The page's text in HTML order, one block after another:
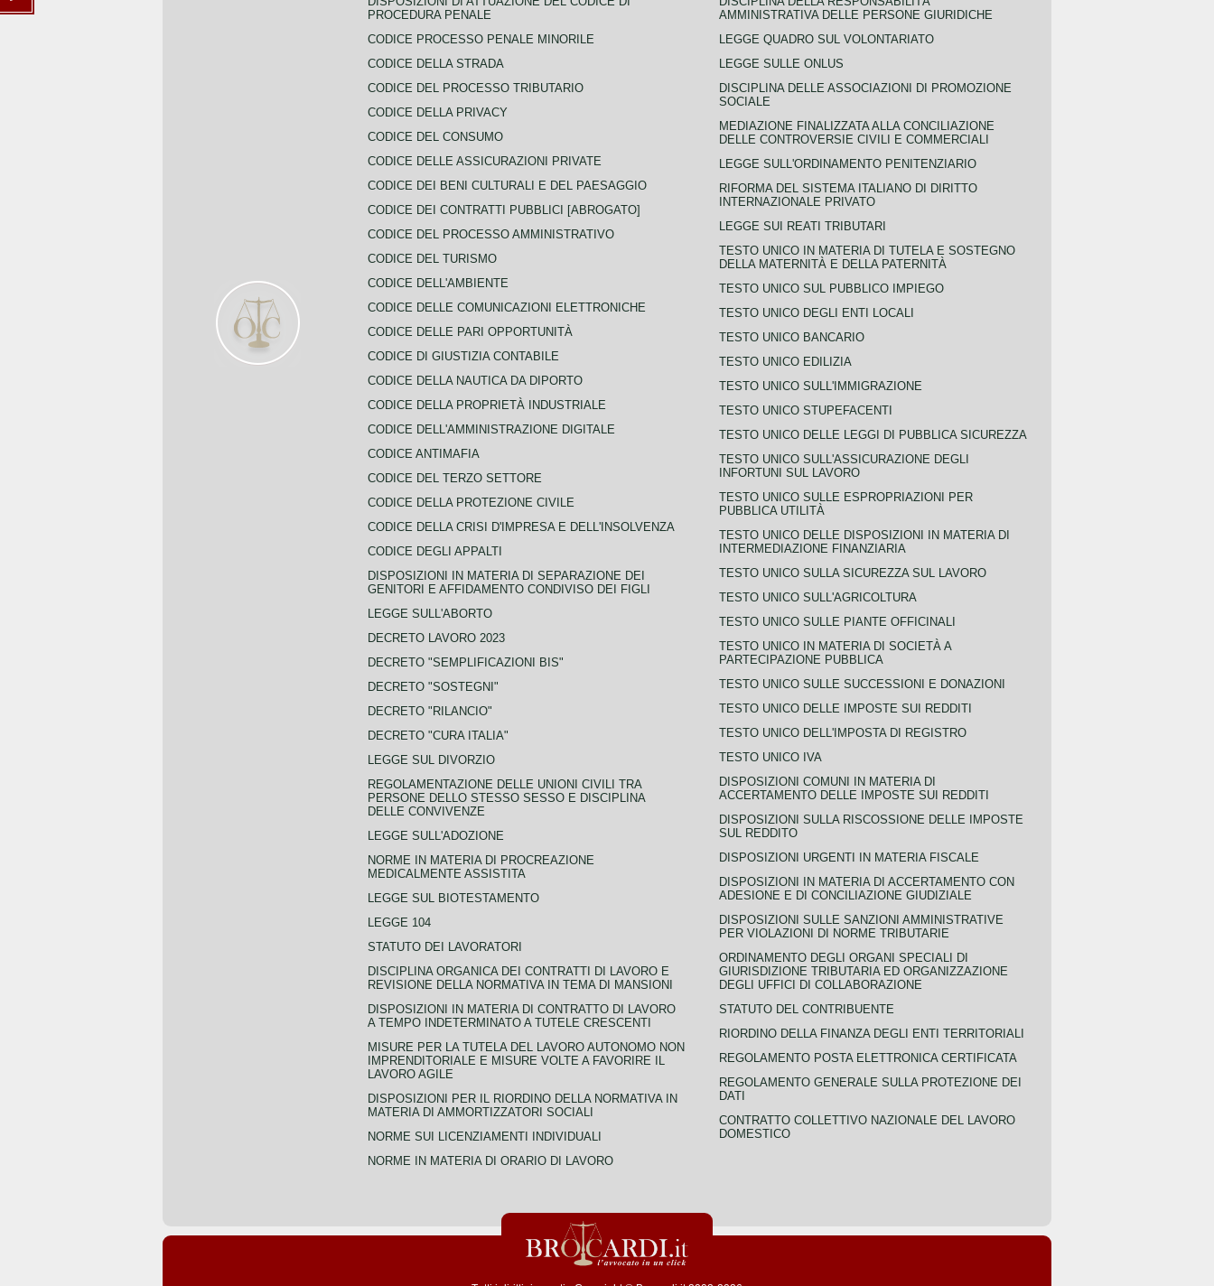
PROCEDURA PENALE
CODICE PROCESSO PENALE MINORILE
CODICE DELLA STRADA
CODICE DEL PROCESSO TRIBUTARIO
CODICE DELLA PRIVACY
CODICE DEL CONSUMO
CODICE DELLE ASSICURAZIONI PRIVATE
CODICE DEI BENI CULTURALI E DEL PAESAGGIO
CODICE DEI CONTRATTI PUBBLICI [ABROGATO]
CODICE DEL PROCESSO AMMINISTRATIVO
CODICE DEL TURISMO
CODICE DELL'AMBIENTE
CODICE DELLE COMUNICAZIONI ELETTRONICHE
CODICE DELLE PARI OPPORTUNITÀ
CODICE DI GIUSTIZIA CONTABILE
CODICE DELLA NAUTICA DA DIPORTO
CODICE DELLA PROPRIETÀ INDUSTRIALE
CODICE DELL'AMMINISTRAZIONE DIGITALE
CODICE ANTIMAFIA
CODICE DEL TERZO SETTORE
CODICE DELLA PROTEZIONE CIVILE
CODICE DELLA CRISI D'IMPRESA E DELL'INSOLVENZA
CODICE DEGLI APPALTI
DISPOSIZIONI IN MATERIA DI SEPARAZIONE DEI
GENITORI E AFFIDAMENTO CONDIVISO DEI FIGLI
LEGGE SULL'ABORTO
DECRETO LAVORO 2023
DECRETO "SEMPLIFICAZIONI BIS"
DECRETO "SOSTEGNI"
DECRETO "RILANCIO"
DECRETO "CURA ITALIA"
LEGGE SUL DIVORZIO
REGOLAMENTAZIONE DELLE UNIONI CIVILI TRA
PERSONE DELLO STESSO SESSO E DISCIPLINA
DELLE CONVIVENZE
LEGGE SULL'ADOZIONE
NORME IN MATERIA DI PROCREAZIONE
MEDICALMENTE ASSISTITA
LEGGE SUL BIOTESTAMENTO
LEGGE 104
STATUTO DEI LAVORATORI
DISCIPLINA ORGANICA DEI CONTRATTI DI LAVORO E
REVISIONE DELLA NORMATIVA IN TEMA DI MANSIONI
DISPOSIZIONI IN MATERIA DI CONTRATTO DI LAVORO
A TEMPO INDETERMINATO A TUTELE CRESCENTI
MISURE PER LA TUTELA DEL LAVORO AUTONOMO NON
IMPRENDITORIALE E MISURE VOLTE A FAVORIRE IL
LAVORO AGILE
DISPOSIZIONI PER IL RIORDINO DELLA NORMATIVA IN
MATERIA DI AMMORTIZZATORI SOCIALI
NORME SUI LICENZIAMENTI INDIVIDUALI
NORME IN MATERIA DI ORARIO DI LAVORO
AMMINISTRATIVA DELLE PERSONE GIURIDICHE
LEGGE QUADRO SUL VOLONTARIATO
LEGGE SULLE ONLUS
DISCIPLINA DELLE ASSOCIAZIONI DI PROMOZIONE
SOCIALE
MEDIAZIONE FINALIZZATA ALLA CONCILIAZIONE
DELLE CONTROVERSIE CIVILI E COMMERCIALI
LEGGE SULL'ORDINAMENTO PENITENZIARIO
RIFORMA DEL SISTEMA ITALIANO DI DIRITTO
INTERNAZIONALE PRIVATO
LEGGE SUI REATI TRIBUTARI
TESTO UNICO IN MATERIA DI TUTELA E SOSTEGNO
DELLA MATERNITÀ E DELLA PATERNITÀ
TESTO UNICO SUL PUBBLICO IMPIEGO
TESTO UNICO DEGLI ENTI LOCALI
TESTO UNICO BANCARIO
TESTO UNICO EDILIZIA
TESTO UNICO SULL'IMMIGRAZIONE
TESTO UNICO STUPEFACENTI
TESTO UNICO DELLE LEGGI DI PUBBLICA SICUREZZA
TESTO UNICO SULL'ASSICURAZIONE DEGLI
INFORTUNI SUL LAVORO
TESTO UNICO SULLE ESPROPRIAZIONI PER
PUBBLICA UTILITÀ
TESTO UNICO DELLE DISPOSIZIONI IN MATERIA DI
INTERMEDIAZIONE FINANZIARIA
TESTO UNICO SULLA SICUREZZA SUL LAVORO
TESTO UNICO SULL'AGRICOLTURA
TESTO UNICO SULLE PIANTE OFFICINALI
TESTO UNICO IN MATERIA DI SOCIETÀ A
PARTECIPAZIONE PUBBLICA
TESTO UNICO SULLE SUCCESSIONI E DONAZIONI
TESTO UNICO DELLE IMPOSTE SUI REDDITI
TESTO UNICO DELL'IMPOSTA DI REGISTRO
TESTO UNICO IVA
DISPOSIZIONI COMUNI IN MATERIA DI
ACCERTAMENTO DELLE IMPOSTE SUI REDDITI
DISPOSIZIONI SULLA RISCOSSIONE DELLE IMPOSTE
SUL REDDITO
DISPOSIZIONI URGENTI IN MATERIA FISCALE
DISPOSIZIONI IN MATERIA DI ACCERTAMENTO CON
ADESIONE E DI CONCILIAZIONE GIUDIZIALE
DISPOSIZIONI SULLE SANZIONI AMMINISTRATIVE
PER VIOLAZIONI DI NORME TRIBUTARIE
ORDINAMENTO DEGLI ORGANI SPECIALI DI
GIURISDIZIONE TRIBUTARIA ED ORGANIZZAZIONE
DEGLI UFFICI DI COLLABORAZIONE
STATUTO DEL CONTRIBUENTE
RIORDINO DELLA FINANZA DEGLI ENTI TERRITORIALI
REGOLAMENTO POSTA ELETTRONICA CERTIFICATA
REGOLAMENTO GENERALE SULLA PROTEZIONE DEI
DATI
CONTRATTO COLLETTIVO NAZIONALE DEL LAVORO
DOMESTICO